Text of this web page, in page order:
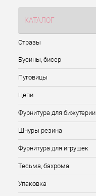
КАТАЛОГ
Стразы
Бусины, бисер
Пуговицы
Цепи
Фурнитура для бижутерии
Шнуры резина
Фурнитура для игрушек
Тесьма, бахрома
Упаковка